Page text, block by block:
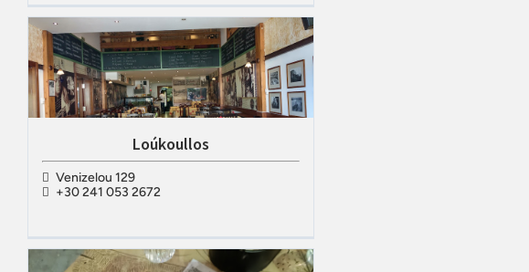
Loúkoullos
Venizelou 129
+30 241 053 2672